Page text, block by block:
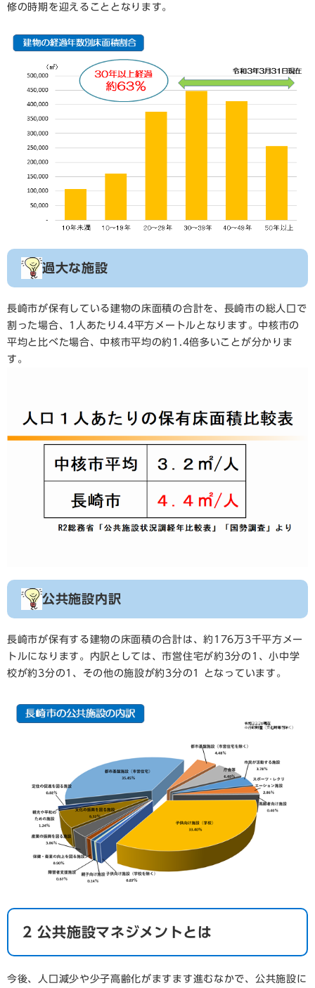
修の時期を迎えることとなります。
過大な施設
長崎市が保有している建物の床面積の合計を、長崎市の総人口で
割った場合、1人あたり4.4平方メートルとなります。中核市の
平均と比べた場合、中核市平均の約1.4倍多いことが分かりま
す。
公共施設内訳
長崎市が保有する建物の床面積の合計は、約176万3千平方メー
トルになります。内訳としては、市営住宅が約3分の1、小中学
校が約3分の1、その他の施設が約3分の1 となっています。
2 公共施設マネジメントとは
今後、人口減少や少子高齢化がますます進むなかで、公共施設に